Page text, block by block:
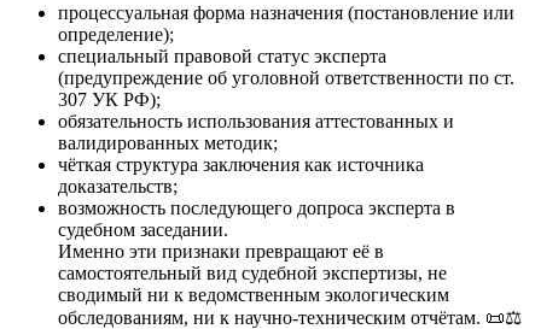
процессуальная форма назначения (постановление или
определение);
специальный правовой статус эксперта
(предупреждение об уголовной ответственности по ст.
307 УК РФ);
обязательность использования аттестованных и
валидированных методик;
чёткая структура заключения как источника
доказательств;
возможность последующего допроса эксперта в
судебном заседании.
Именно эти признаки превращают её в
самостоятельный вид судебной экспертизы, не
сводимый ни к ведомственным экологическим
обследованиям, ни к научно-техническим отчётам. 📜⚖️